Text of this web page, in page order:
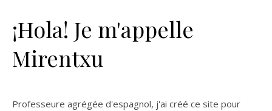
¡Hola! Je m'appelle
Mirentxu
Professeure agrégée d'espagnol, j'ai créé ce site pour